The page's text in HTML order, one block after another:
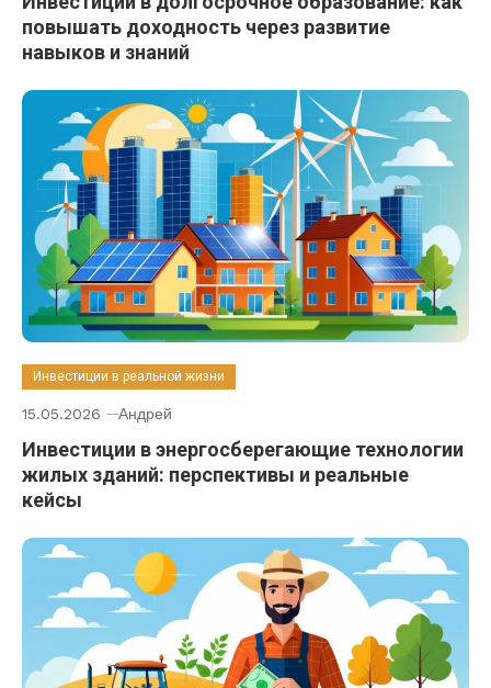
повышать доходность через развитие
навыков и знаний
Инвестиции в реальной жизни
15.05.2026 Андрей
Инвестиции в энергосберегающие технологии
жилых зданий: перспективы и реальные
кейсы